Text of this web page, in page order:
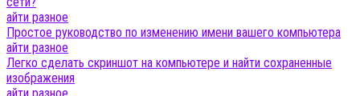
айти разное
Простое руководство по изменению имени вашего компьютера
айти разное
Легко сделать скриншот на компьютере и найти сохраненные
изображения